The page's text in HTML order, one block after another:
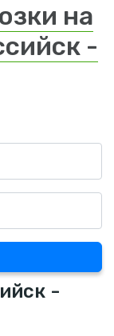
на
-
-